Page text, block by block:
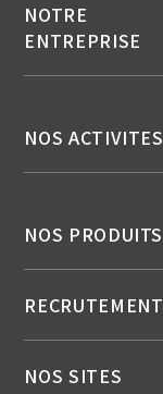
NOTRE
ENTREPRISE
NOS ACTIVITES
NOS PRODUITS
RECRUTEMENT
NOS SITES